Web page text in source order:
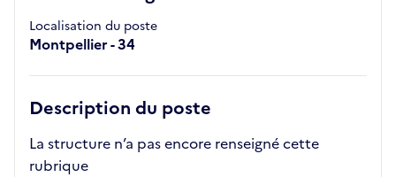
Localisation du poste
Montpellier - 34
Description du poste
La structure n’a pas encore renseigné cette
rubrique